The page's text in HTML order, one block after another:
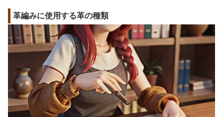
革編みに使用する革の種類